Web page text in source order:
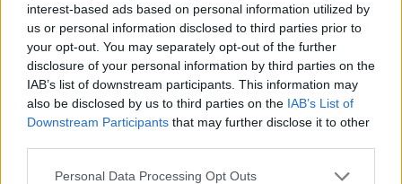
interest-based ads based on personal information utilized by
us or personal information disclosed to third parties prior to
your opt-out. You may separately opt-out of the further
disclosure of your personal information by third parties on the
IAB’s list of downstream participants. This information may
also be disclosed by us to third parties on the IAB’s List of
Downstream Participants that may further disclose it to other
Personal Data Processing Opt Outs